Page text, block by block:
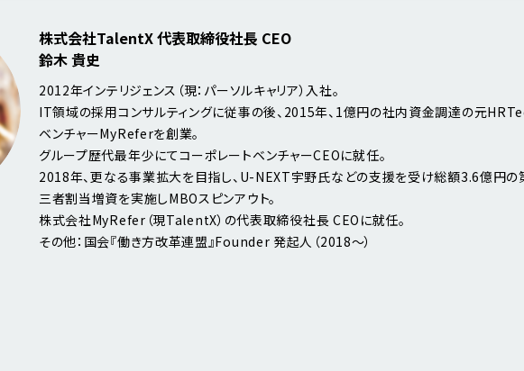
株式会社TalentX 代表取締役社長 CEO
鈴木 貴史
2012年インテリジェンス（現：パーソルキャリア）入社。
IT領域の採用コンサルティングに従事の後、2015年、1億円の社内資金調達の元
ベンチャーMyReferを創業。
グループ歴代最年少にてコーポレートベンチャーCEOに就任。
2018年、更なる事業拡大を目指し、U-NEXT宇野氏などの支援を受け総額3.6億円の
三者割当増資を実施しMBOスピンアウト。
株式会社MyRefer（現TalentX）の代表取締役社長 CEOに就任。
その他：国会『働き方改革連盟』Founder 発起人（2018～）